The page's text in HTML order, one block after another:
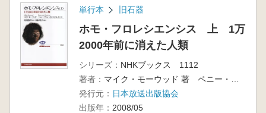
単行本 旧石器
ホモ・フロレシエンシス 上 1万
2000年前に消えた人類
シリーズ： NHKブックス 1112
著者：
発行元： 日本放送出版協会
出版年： 2008/05